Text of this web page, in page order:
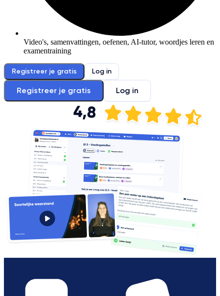
Video's, samenvattingen, oefenen, AI-tutor, woordjes leren en
examentraining
Registreer je gratis Log in
Registreer je gratis Log in